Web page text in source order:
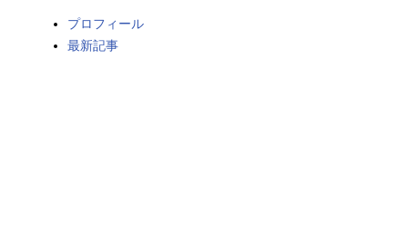
秋アニメ
プロフィール
最新記事